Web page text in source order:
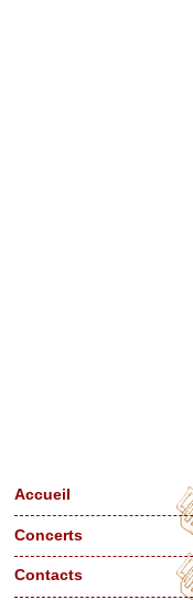
Accueil
Concerts
Contacts